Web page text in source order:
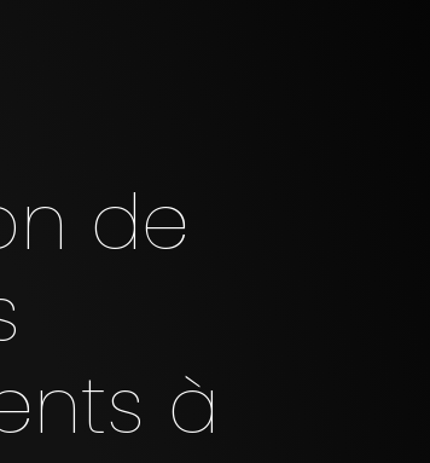
de
à